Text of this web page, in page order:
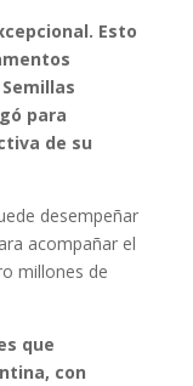
Esto
para
de su
desempeñar
acompañar el
millones de
que
con